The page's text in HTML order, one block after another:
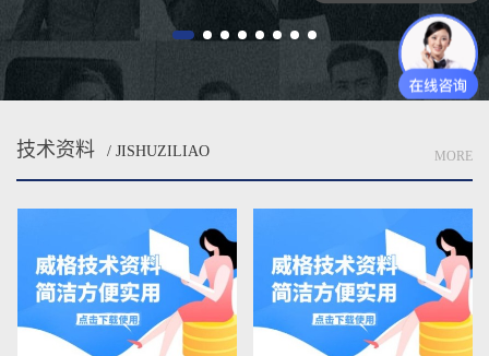
低...
技术资料 / JISHUZILIAO MORE